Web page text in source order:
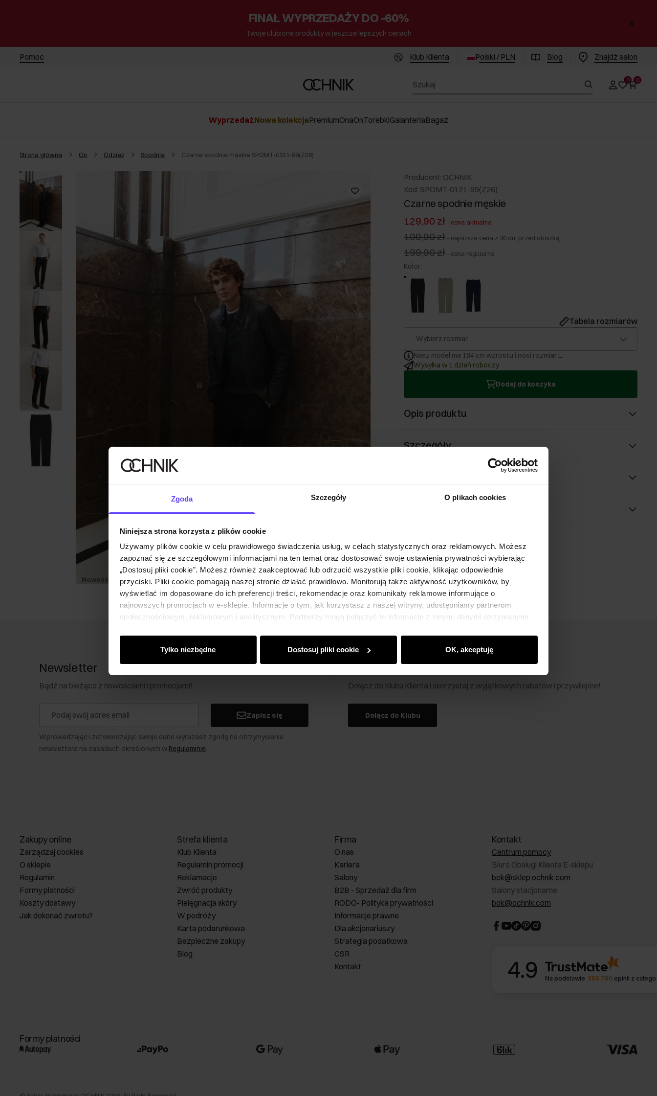
Zgoda Szczegóły O plikach cookies
Niniejsza strona korzysta z plików cookie
Używamy plików cookie w celu prawidłowego świadczenia usług, w celach statystycznych oraz reklamowych. Możesz
zapoznać się ze szczegółowymi informacjami na ten temat oraz dostosować swoje ustawienia prywatności wybierając
„Dostosuj pliki cookie”. Możesz również zaakceptować lub odrzucić wszystkie pliki cookie, klikając odpowiednie
przyciski. Pliki cookie pomagają naszej stronie działać prawidłowo. Monitorują także aktywność użytkowników, by
wyświetlać im dopasowane do ich preferencji treści, rekomendacje oraz komunikaty reklamowe informujące o
najnowszych promocjach w e-sklepie. Informacje o tym, jak korzystasz z naszej witryny, udostępniamy partnerom
społecznościowym, reklamowym i analitycznym. Partnerzy mogą połączyć te informacje z innymi danymi otrzymanymi
od Ciebie lub uzyskanymi podczas korzystania z ich usług.
Tylko niezbędne Dostosuj pliki cookie OK, akceptuję
FINAŁ WYPRZEDAŻY DO -60%
Twoje ulubione produkty w jeszcze lepszych cenach
Pomoc Klub Klienta Polski / PLN Blog Znajdż salon
0 0
WyprzedażNowa kolekcjaPremiumOnaOnTorebkiGalanteriaBagaż
Strona główna On Odzież Spodnie Czarne spodnie męskie SPOMT-0121-99(Z26)
Nowość
Producent: OCHNIK
Kod: SPOMT-0121-99(Z26)
Czarne spodnie męskie
129,90 zł - cena aktualna
199,90 zł - najniższa cena z 30 dni przed obniżką
199,90 zł - cena regularna
Kolor:
Tabela rozmiarów
Wybierz rozmiar
Nasz model ma 184 cm wzrostu i nosi rozmiar L.
Wysyłka w 1 dzień roboczy
Dodaj do koszyka
Opis produktu
Szczegóły
Newsletter
Bądź na bieżąco z nowościami i promocjami!
Zapisz się
Wprowadzając i zatwierdzając swoje dane wyrażasz zgodę na otrzymywanie
newslettera na zasadach określonych w Regulaminie.
Klub Klienta Ochnik
Dołącz do Klubu Klienta i skorzystaj z wyjątkowych rabatów i przywilejów!
Dołącz do Klubu
Zakupy online
Zarządzaj cookies
O sklepie
Regulamin
Formy płatności
Koszty dostawy
Jak dokonać zwrotu?
Strefa klienta
Klub Klienta
Regulamin promocji
Reklamacje
Zwróć produkty
Pielęgnacja skóry
W podróży
Karta podarunkowa
Bezpieczne zakupy
Blog
Firma
O nas
Kariera
Salony
B2B - Sprzedaż dla firm
RODO- Polityka prywatności
Informacje prawne
Dla akcjonariuszy
Strategia podatkowa
CSR
Kontakt
Kontakt
Centrum pomocy
Biuro Obsługi Klienta E-sklepu
bok@sklep.ochnik.com
Salony stacjonarne
bok@ochnik.com
4.9 Na podstawie 356 780 opinii z
Formy płatności